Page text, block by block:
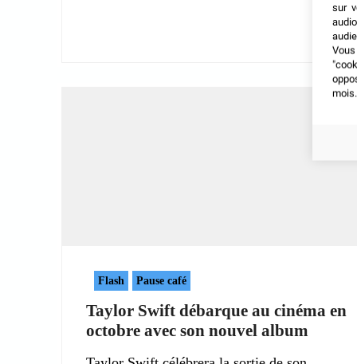
Flash Pause café
Taylor Swift débarque au cinéma en
octobre avec son nouvel album
sur
mois.